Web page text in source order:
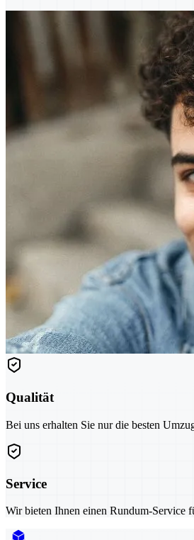
Qualität
Bei uns erhalten Sie nur die besten
Service
Wir bieten Ihnen einen Rundum-Service